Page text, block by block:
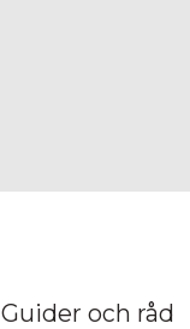
Guider och råd